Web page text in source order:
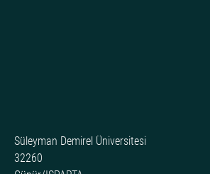
Süleyman Demirel Üniversitesi
32260